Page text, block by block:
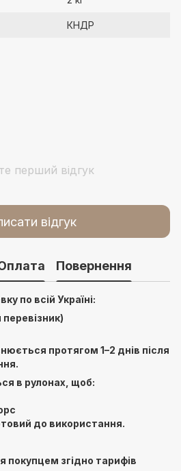
КНДР
перший відгук
відгук
Повернення
по всій Україні:
протягом 1–2 днів після
в рулонах, щоб:
до використання.
покупцем згідно тарифів